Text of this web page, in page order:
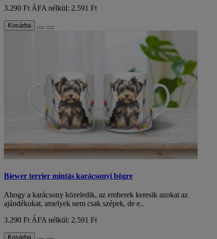
3.290 Ft ÁFA nélkül: 2.591 Ft
Kosárba
Biewer terrier mintás karácsonyi bögre
Ahogy a karácsony közeledik, az emberek keresik azokat az
ajándékokat, amelyek nem csak szépek, de e..
3.290 Ft ÁFA nélkül: 2.591 Ft
Kosárba